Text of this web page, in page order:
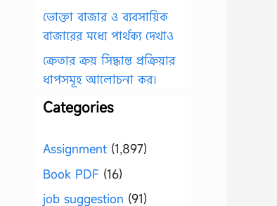
ভোক্তা বাজার ও ব্যবসায়িক
বাজারের মধ্যে পার্থক্য দেখাও
ক্রেতার ক্রয় সিদ্ধান্ত প্রক্রিয়ার
ধাপসমূহ আলোচনা কর।
Categories
Assignment (1,897)
Book PDF (16)
job suggestion (91)